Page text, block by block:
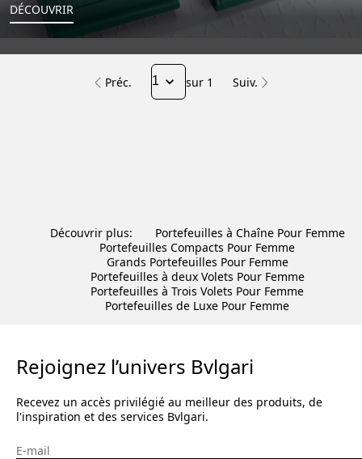
DÉCOUVRIR
Préc. sur 1 Suiv.
Découvrir plus:
Portefeuilles à Chaîne Pour Femme
Portefeuilles Compacts Pour Femme
Grands Portefeuilles Pour Femme
Portefeuilles à deux Volets Pour Femme
Portefeuilles à Trois Volets Pour Femme
Portefeuilles de Luxe Pour Femme
Rejoignez l’univers Bvlgari
Recevez un accès privilégié au meilleur des produits, de
l'inspiration et des services Bvlgari.
E-mail